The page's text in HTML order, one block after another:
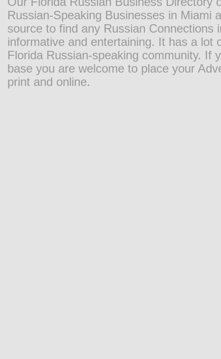
Russian-Speaking Businesses in Miami
source to find any Russian
informative and entertaining. It has a
Florida Russian-speaking community. If
base you are welcome to place your
print and online.